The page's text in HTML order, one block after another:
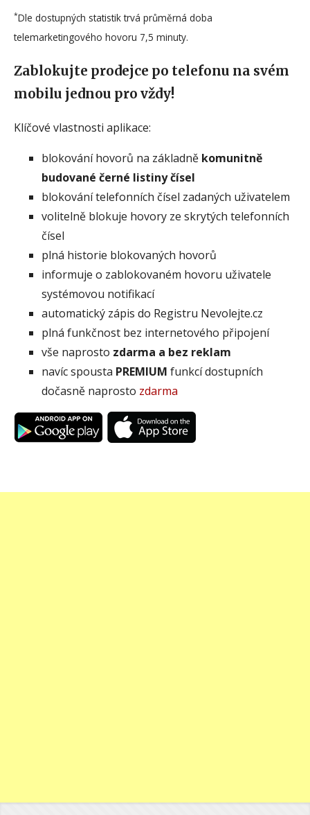
*Dle dostupných statistik trvá průměrná doba
telemarketingového hovoru 7,5 minuty.
Zablokujte prodejce po telefonu na svém
mobilu jednou pro vždy!
Klíčové vlastnosti aplikace:
blokování hovorů na základně komunitně
budované černé listiny čísel
blokování telefonních čísel zadaných uživatelem
volitelně blokuje hovory ze skrytých telefonních
čísel
plná historie blokovaných hovorů
informuje o zablokovaném hovoru uživatele
systémovou notifikací
automatický zápis do Registru Nevolejte.cz
plná funkčnost bez internetového připojení
vše naprosto zdarma a bez reklam
navíc spousta PREMIUM funkcí dostupních
dočasně naprosto zdarma